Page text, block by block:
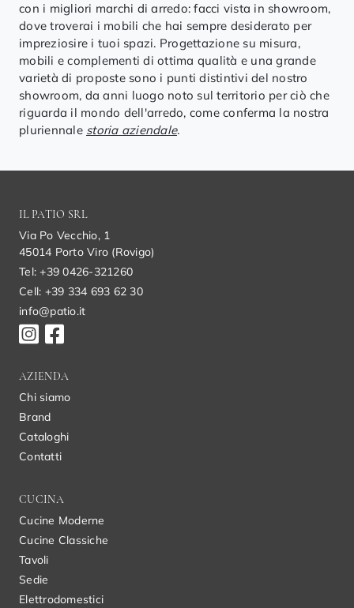
con i migliori marchi di arredo: facci vista in showroom,
dove troverai i mobili che hai sempre desiderato per
impreziosire i tuoi spazi. Progettazione su misura,
mobili e complementi di ottima qualità e una grande
varietà di proposte sono i punti distintivi del nostro
showroom, da anni luogo noto sul territorio per ciò che
riguarda il mondo dell'arredo, come conferma la nostra
pluriennale storia aziendale.
IL PATIO SRL
Via Po Vecchio, 1
45014 Porto Viro (Rovigo)
Tel: +39 0426-321260
Cell: +39 334 693 62 30
info@patio.it
AZIENDA
Chi siamo
Brand
Cataloghi
Contatti
CUCINA
Cucine Moderne
Cucine Classiche
Tavoli
Sedie
Elettrodomestici